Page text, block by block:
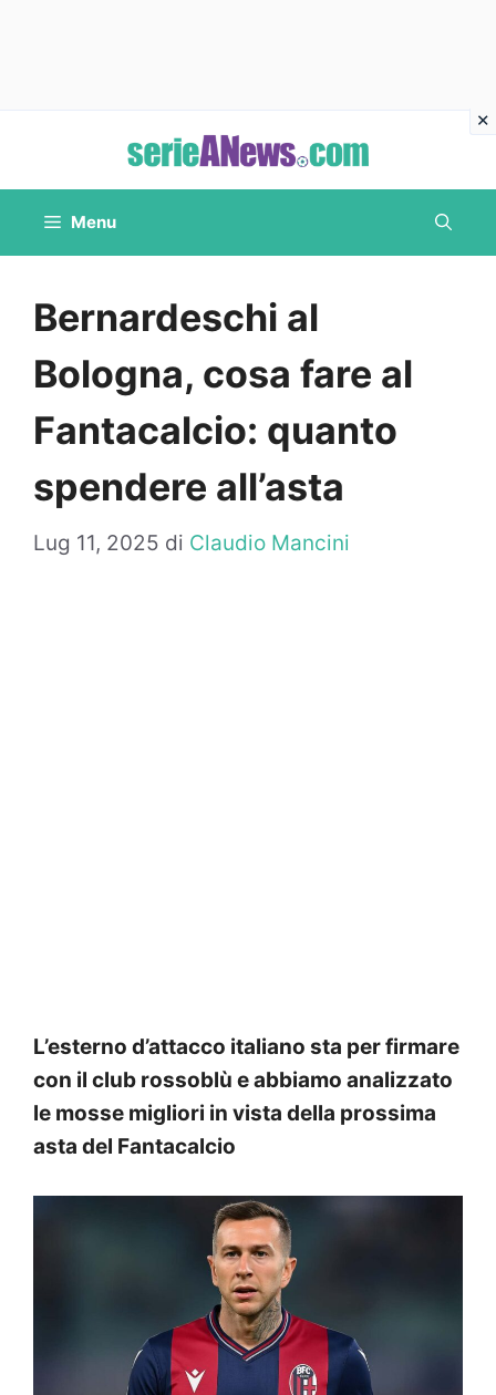
contenuto
Menu
Bernardeschi al
Bologna, cosa fare al
Fantacalcio: quanto
spendere all’asta
Lug 11, 2025 di Claudio Mancini
L’esterno d’attacco italiano sta per firmare
con il club rossoblù e abbiamo analizzato
le mosse migliori in vista della prossima
asta del Fantacalcio